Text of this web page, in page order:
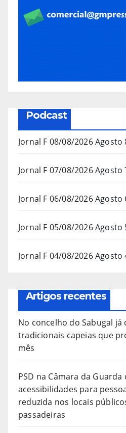
Podcast
Jornal F 08/08/2026Agosto
Jornal F 07/08/2026Agosto
Jornal F 06/08/2026Agosto
Jornal F 05/08/2026Agosto
Jornal F 04/08/2026Agosto
Artigos recentes
No concelho do Sabugal já
tradicionais capeias que
mês
PSD na Câmara da
acessibilidades para
reduzida nos locais
passadeiras